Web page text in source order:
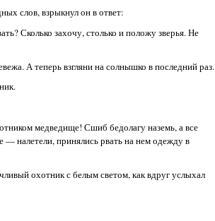
слов, взрыкнул он в ответ:
Сколько захочу, столько и положу зверья. Не
А теперь взгляни на солнышко в последний раз.
медведище! Сшиб бедолагу наземь, а все
налетели, принялись рвать на нем одежду в
охотник с белым светом, как вдруг услыхал